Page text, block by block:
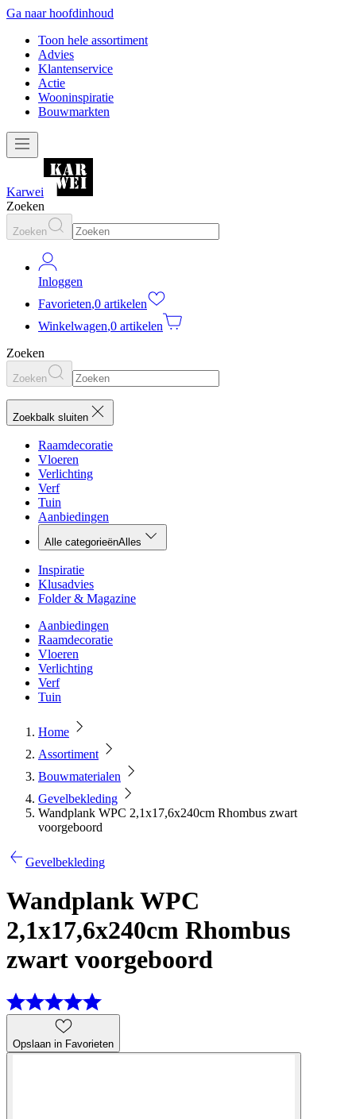
Ga naar hoofdinhoud
Toon hele assortiment
Advies
Klantenservice
Actie
Wooninspiratie
Bouwmarkten
Karwei
Zoeken
Zoeken
Inloggen
Favorieten,0 artikelen
Winkelwagen,0 artikelen
Zoeken
Zoeken
Zoekbalk sluiten
Raamdecoratie
Vloeren
Verlichting
Verf
Tuin
Aanbiedingen
Alle categorieënAlles
Inspiratie
Klusadvies
Folder & Magazine
Aanbiedingen
Raamdecoratie
Vloeren
Verlichting
Verf
Tuin
Home
Assortiment
Bouwmaterialen
Gevelbekleding
Wandplank WPC 2,1x17,6x240cm Rhombus zwart
voorgeboord
Gevelbekleding
Wandplank WPC
2,1x17,6x240cm Rhombus
zwart voorgeboord
Opslaan in Favorieten